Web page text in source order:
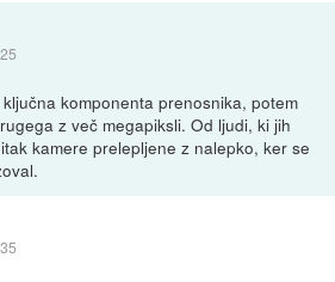
komponenta prenosnika, potem
z več megapiksli. Od ljudi, ki jih
kamere prelepljene z nalepko, ker se